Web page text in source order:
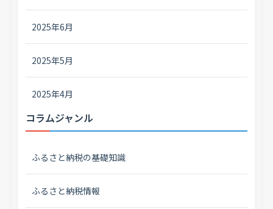
2025年6月
2025年5月
2025年4月
コラムジャンル
ふるさと納税の基礎知識
ふるさと納税情報